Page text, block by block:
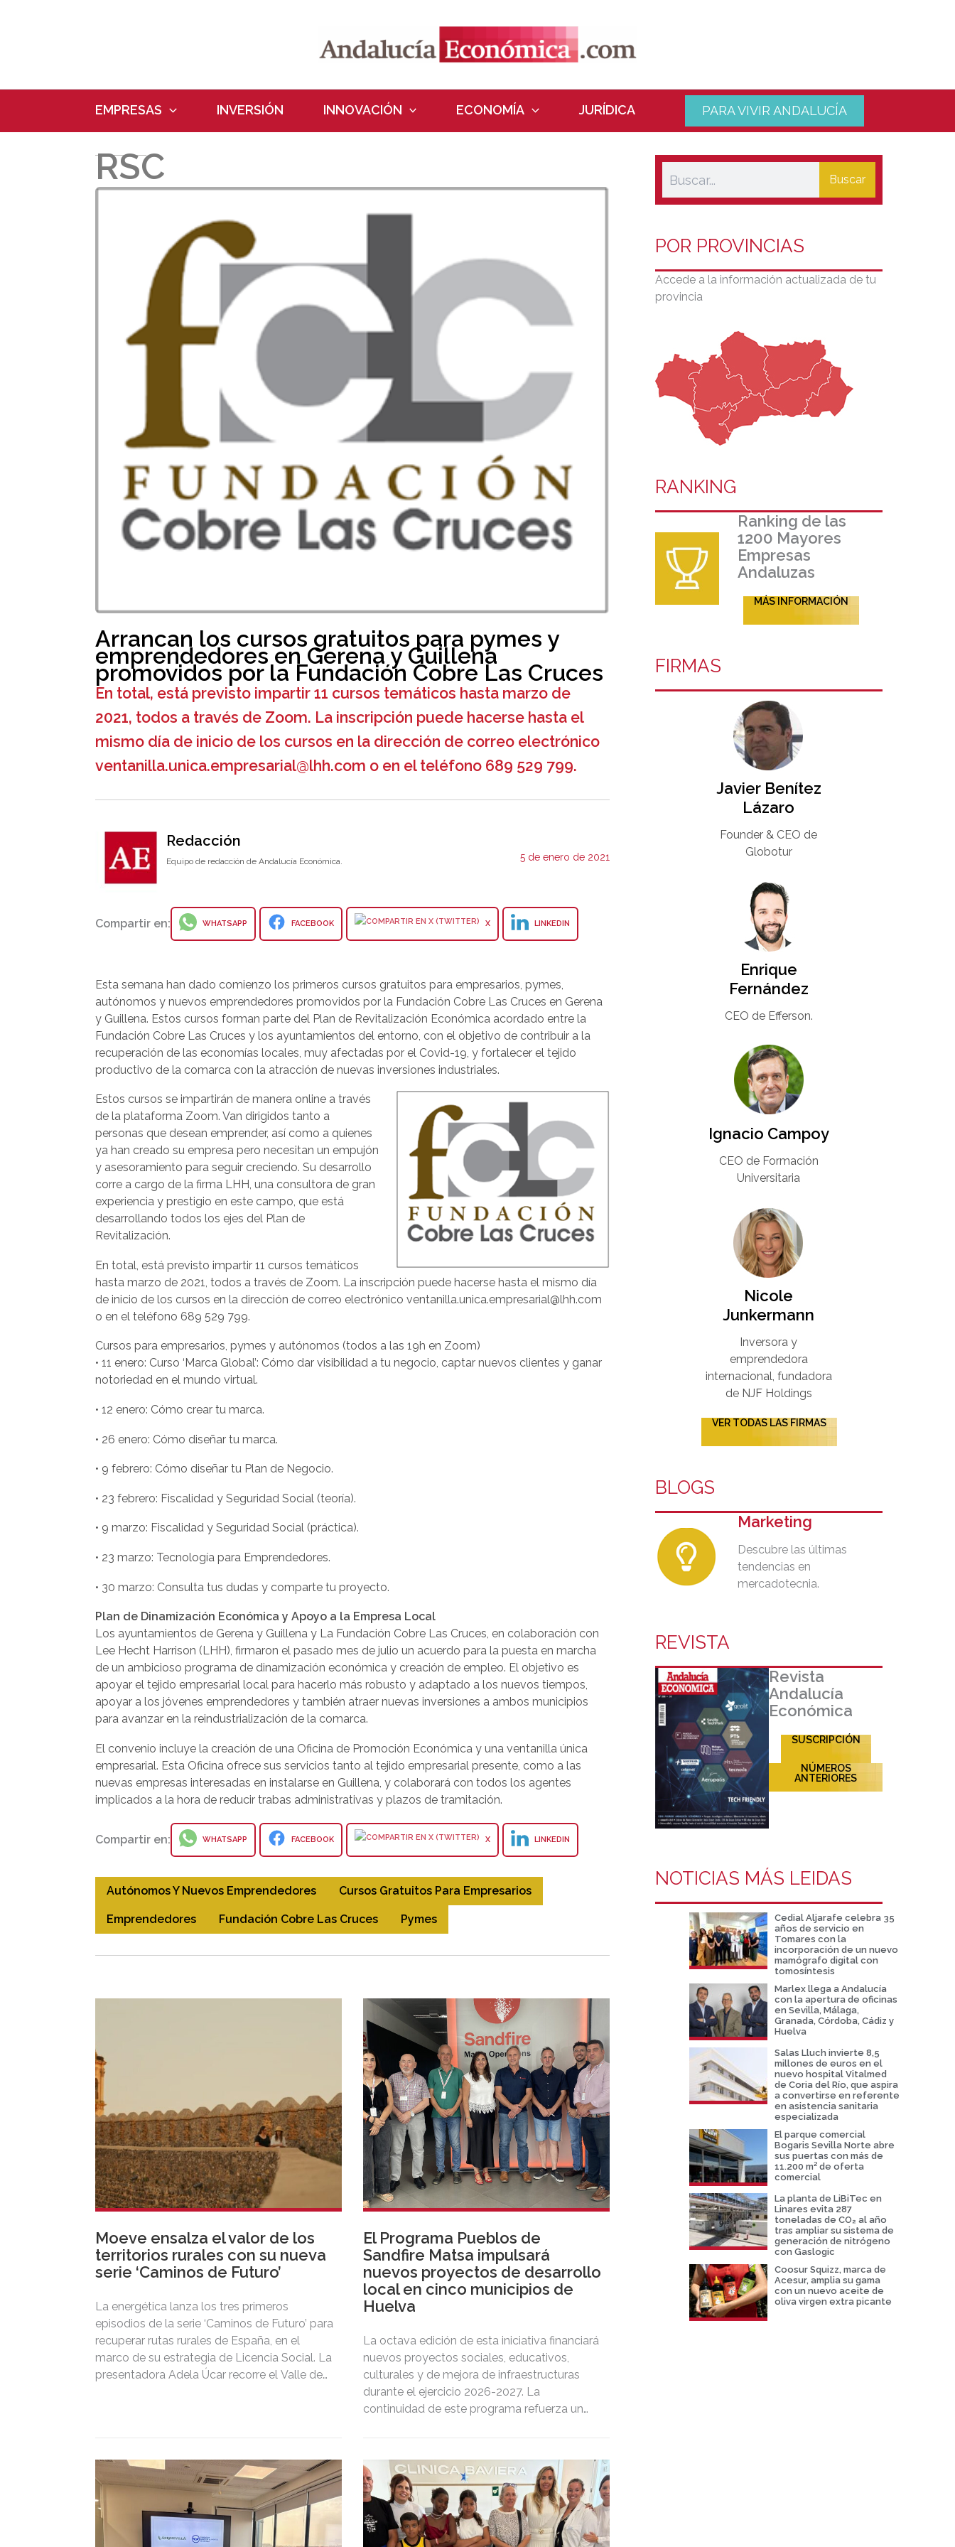
EMPRESAS INVERSIÓN INNOVACIÓN ECONOMÍA JURÍDICA PARA VIVIR ANDALUCÍA
RSC
Arrancan los cursos gratuitos para pymes y
emprendedores en Gerena y Guillena
promovidos por la Fundación Cobre Las Cruces
En total, está previsto impartir 11 cursos temáticos hasta marzo de
2021, todos a través de Zoom. La inscripción puede hacerse hasta el
mismo día de inicio de los cursos en la dirección de correo electrónico
ventanilla.unica.empresarial@lhh.com o en el teléfono 689 529 799.
Redacción
Equipo de redacción de Andalucía Económica. 5 de enero de 2021
Compartir en: WHATSAPP FACEBOOK X LINKEDIN
Esta semana han dado comienzo los primeros cursos gratuitos para empresarios, pymes,
autónomos y nuevos emprendedores promovidos por la Fundación Cobre Las Cruces en Gerena
y Guillena. Estos cursos forman parte del Plan de Revitalización Económica acordado entre la
Fundación Cobre Las Cruces y los ayuntamientos del entorno, con el objetivo de contribuir a la
recuperación de las economías locales, muy afectadas por el Covid-19, y fortalecer el tejido
productivo de la comarca con la atracción de nuevas inversiones industriales.
Estos cursos se impartirán de manera online a través
de la plataforma Zoom. Van dirigidos tanto a
personas que desean emprender, así como a quienes
ya han creado su empresa pero necesitan un empujón
y asesoramiento para seguir creciendo. Su desarrollo
corre a cargo de la firma LHH, una consultora de gran
experiencia y prestigio en este campo, que está
desarrollando todos los ejes del Plan de
Revitalización.
En total, está previsto impartir 11 cursos temáticos
hasta marzo de 2021, todos a través de Zoom. La inscripción puede hacerse hasta el mismo día
de inicio de los cursos en la dirección de correo electrónico ventanilla.unica.empresarial@lhh.com
o en el teléfono 689 529 799.
Cursos para empresarios, pymes y autónomos (todos a las 19h en Zoom)
• 11 enero: Curso ‘Marca Global’: Cómo dar visibilidad a tu negocio, captar nuevos clientes y ganar
notoriedad en el mundo virtual.
• 12 enero: Cómo crear tu marca.
• 26 enero: Cómo diseñar tu marca.
• 9 febrero: Cómo diseñar tu Plan de Negocio.
• 23 febrero: Fiscalidad y Seguridad Social (teoría).
• 9 marzo: Fiscalidad y Seguridad Social (práctica).
• 23 marzo: Tecnología para Emprendedores.
• 30 marzo: Consulta tus dudas y comparte tu proyecto.
Plan de Dinamización Económica y Apoyo a la Empresa Local
Los ayuntamientos de Gerena y Guillena y La Fundación Cobre Las Cruces, en colaboración con
Lee Hecht Harrison (LHH), firmaron el pasado mes de julio un acuerdo para la puesta en marcha
de un ambicioso programa de dinamización económica y creación de empleo. El objetivo es
apoyar el tejido empresarial local para hacerlo más robusto y adaptado a los nuevos tiempos,
apoyar a los jóvenes emprendedores y también atraer nuevas inversiones a ambos municipios
para avanzar en la reindustrialización de la comarca.
El convenio incluye la creación de una Oficina de Promoción Económica y una ventanilla única
empresarial. Esta Oficina ofrece sus servicios tanto al tejido empresarial presente, como a las
nuevas empresas interesadas en instalarse en Guillena, y colaborará con todos los agentes
implicados a la hora de reducir trabas administrativas y plazos de tramitación.
Compartir en: WHATSAPP FACEBOOK X LINKEDIN
Autónomos Y Nuevos Emprendedores Cursos Gratuitos Para Empresarios
Emprendedores Fundación Cobre Las Cruces Pymes
Moeve ensalza el valor de los
territorios rurales con su nueva
serie ‘Caminos de Futuro’
La energética lanza los tres primeros
episodios de la serie ‘Caminos de Futuro’ para
recuperar rutas rurales de España, en el
marco de su estrategia de Licencia Social. La
presentadora Adela Úcar recorre el Valle de
social de estos territorios.
El Programa Pueblos de
Sandfire Matsa impulsará
nuevos proyectos de desarrollo
local en cinco municipios de
Huelva
La octava edición de esta iniciativa financiará
nuevos proyectos sociales, educativos,
culturales y de mejora de infraestructuras
durante el ejercicio 2026-2027. La
continuidad de este programa refuerza un
entorno.
Buscar
POR PROVINCIAS
Accede a la información actualizada de tu
provincia
RANKING
Ranking de las
1200 Mayores
Empresas
Andaluzas
MÁS INFORMACIÓN
FIRMAS
Javier Benítez
Lázaro
Founder & CEO de
Globotur​
Enrique
Fernández
CEO de Efferson.
Ignacio Campoy​
CEO de Formación
Universitaria​
Nicole
Junkermann​
Inversora y
emprendedora
internacional, fundadora
de NJF Holdings
VER TODAS LAS FIRMAS
BLOGS
Marketing
Descubre las últimas
tendencias en
mercadotecnia.
REVISTA
Revista
Andalucía
Económica
SUSCRIPCIÓN
NÚMEROS
ANTERIORES
NOTICIAS MÁS LEIDAS
Cedial Aljarafe celebra 35
años de servicio en
Tomares con la
incorporación de un nuevo
mamógrafo digital con
tomosíntesis
Marlex llega a Andalucía
con la apertura de oficinas
en Sevilla, Málaga,
Granada, Córdoba, Cádiz y
Huelva
Salas Lluch invierte 8,5
millones de euros en el
nuevo hospital Vitalmed
de Coria del Río, que aspira
a convertirse en referente
en asistencia sanitaria
especializada
El parque comercial
Bogaris Sevilla Norte abre
sus puertas con más de
11.200 m² de oferta
comercial
La planta de LiBiTec en
Linares evita 287
toneladas de CO₂ al año
tras ampliar su sistema de
generación de nitrógeno
con Gaslogic
Coosur Squizz, marca de
Acesur, amplia su gama
con un nuevo aceite de
oliva virgen extra picante